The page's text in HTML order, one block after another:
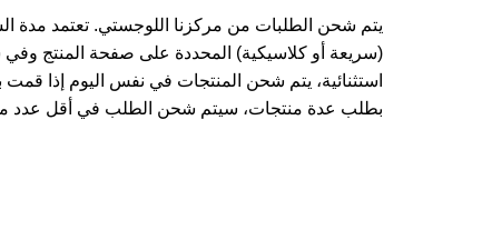
يتم شحن الطلبات من مركزنا اللوجستي. تعتمد مدة
(سريعة أو كلاسيكية) المحددة على صفحة المنتج وفي
بطلب عدة منتجات، سيتم شحن الطلب في أقل عدد